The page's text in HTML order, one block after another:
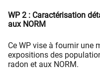
WP 2 : Caractérisation
aux NORM
Ce WP vise à fournir une
expositions des
radon et aux NORM.